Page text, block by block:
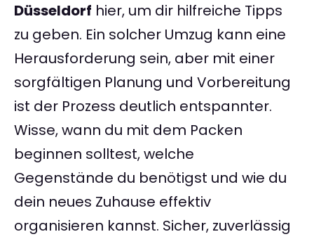
Düsseldorf hier, um dir hilfreiche Tipps
zu geben. Ein solcher Umzug kann eine
Herausforderung sein, aber mit einer
sorgfältigen Planung und Vorbereitung
ist der Prozess deutlich entspannter.
Wisse, wann du mit dem Packen
beginnen solltest, welche
Gegenstände du benötigst und wie du
dein neues Zuhause effektiv
organisieren kannst. Sicher, zuverlässig